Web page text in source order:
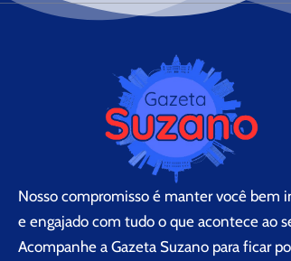
Nosso compromisso é manter você bem
e engajado com tudo o que acontece ao
Acompanhe a Gazeta Suzano para ficar